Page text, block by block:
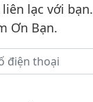
lạc với bạn.
Ơn Bạn.